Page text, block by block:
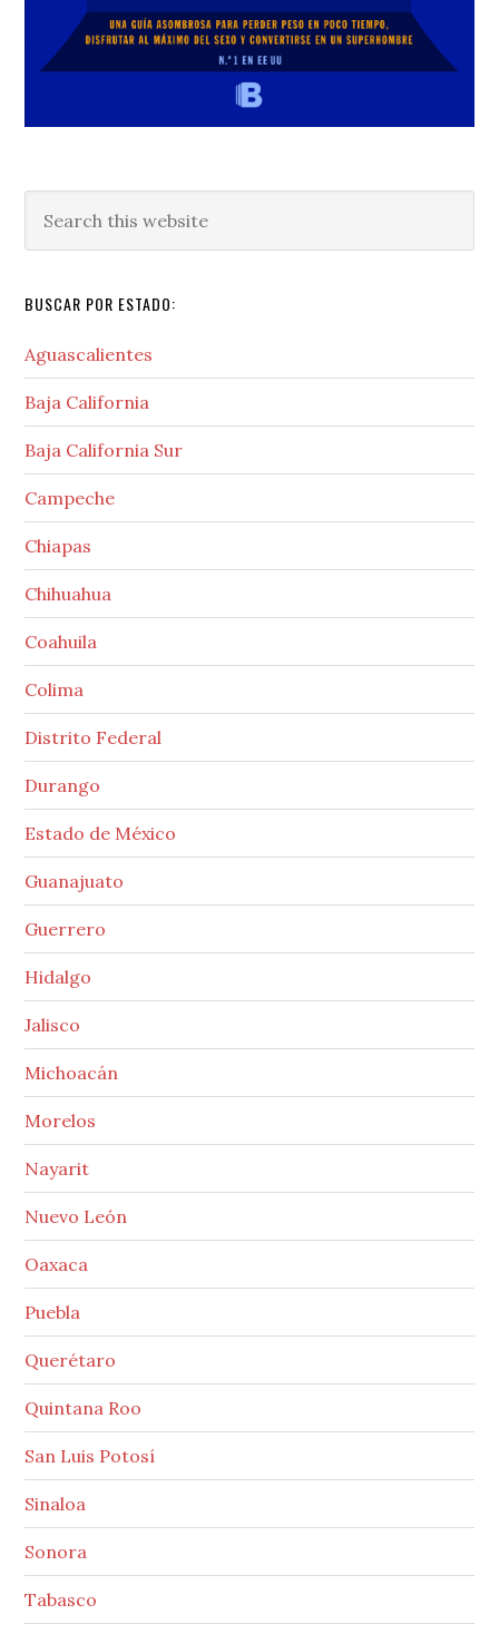
this
BUSCAR POR ESTADO:
Aguascalientes
Baja California
Baja California Sur
Campeche
Chiapas
Chihuahua
Coahuila
Colima
Distrito Federal
Durango
Estado de México
Guanajuato
Guerrero
Hidalgo
Jalisco
Michoacán
Morelos
Nayarit
Nuevo León
Oaxaca
Puebla
Querétaro
Quintana Roo
San Luis Potosí
Sinaloa
Sonora
Tabasco